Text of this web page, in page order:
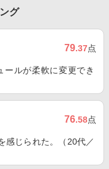
グ
79.37点
ルが柔軟に変更でき
76.58点
感じられた。（20代／